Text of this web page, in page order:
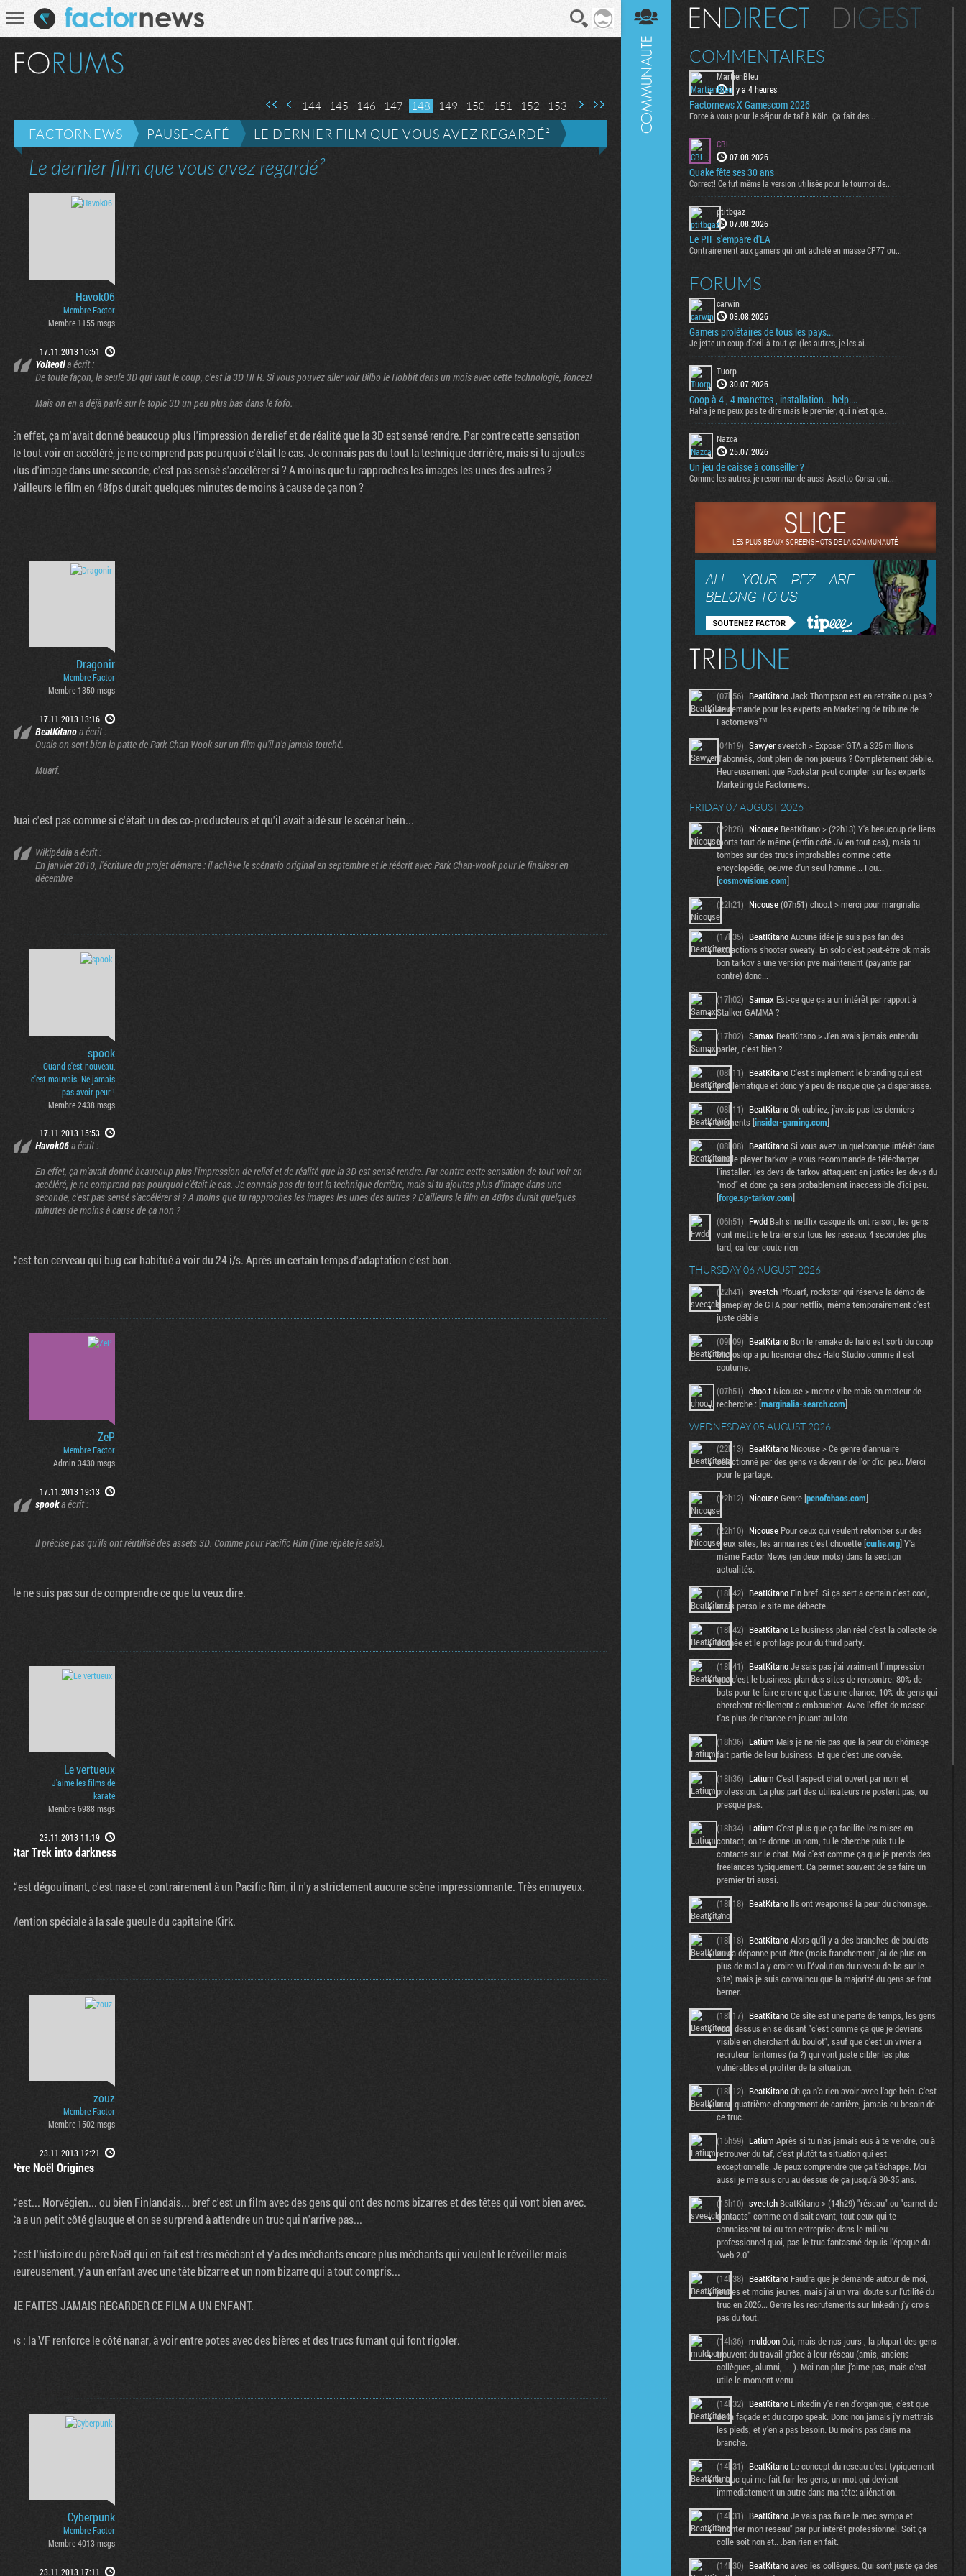
144 145 146 147 148 149 150 151 152 153
Page suivante
Dernière page
FACTORNEWS PAUSE-CAFÉ LE DERNIER FILM QUE VOUS AVEZ REGARDÉ²
Le dernier film que vous avez regardé²
Havok06
Membre Factor
Membre 1155 msgs
17.11.2013 10:51
Yolteotla écrit :
De toute façon, la seule 3D qui vaut le coup, c'est la 3D HFR. Si vous pouvez aller voir Bilbo le Hobbit dans un mois avec cette technologie, foncez!
Mais on en a déjà parlé sur le topic 3D un peu plus bas dans le fofo.
En effet, ça m'avait donné beaucoup plus l'impression de relief et de réalité que la 3D est sensé rendre. Par contre cette sensation
de tout voir en accéléré, je ne comprend pas pourquoi c'était le cas. Je connais pas du tout la technique derrière, mais si tu ajoutes
plus d'image dans une seconde, c'est pas sensé s'accélérer si ? A moins que tu rapproches les images les unes des autres ?
D'ailleurs le film en 48fps durait quelques minutes de moins à cause de ça non ?
Dragonir
Membre Factor
Membre 1350 msgs
17.11.2013 13:16
BeatKitanoa écrit :
Ouais on sent bien la patte de Park Chan Wook sur un film qu'il n'a jamais touché.
Muarf.
Ouai c'est pas comme si c'était un des co-producteurs et qu'il avait aidé sur le scénar hein...
Wikipédia a écrit :
En janvier 2010, l'écriture du projet démarre : il achève le scénario original en septembre et le réécrit avec Park Chan-wook pour le finaliser en
décembre
spook
Quand c'est nouveau,
c'est mauvais. Ne jamais
pas avoir peur !
Membre 2438 msgs
17.11.2013 15:53
Havok06a écrit :
En effet, ça m'avait donné beaucoup plus l'impression de relief et de réalité que la 3D est sensé rendre. Par contre cette sensation de tout voir en
accéléré, je ne comprend pas pourquoi c'était le cas. Je connais pas du tout la technique derrière, mais si tu ajoutes plus d'image dans une
seconde, c'est pas sensé s'accélérer si ? A moins que tu rapproches les images les unes des autres ? D'ailleurs le film en 48fps durait quelques
minutes de moins à cause de ça non ?
C'est ton cerveau qui bug car habitué à voir du 24 i/s. Après un certain temps d'adaptation c'est bon.
ZeP
Membre Factor
Admin 3430 msgs
17.11.2013 19:13
spooka écrit :
Il précise pas qu'ils ont réutilisé des assets 3D. Comme pour Pacific Rim (j'me répète je sais).
Je ne suis pas sur de comprendre ce que tu veux dire.
Le vertueux
J'aime les films de
karaté
Membre 6988 msgs
23.11.2013 11:19
Star Trek into darkness
C'est dégoulinant, c'est nase et contrairement à un Pacific Rim, il n'y a strictement aucune scène impressionnante. Très ennuyeux.
Mention spéciale à la sale gueule du capitaine Kirk.
zouz
Membre Factor
Membre 1502 msgs
23.11.2013 12:21
Père Noël Origines
C'est... Norvégien... ou bien Finlandais... bref c'est un film avec des gens qui ont des noms bizarres et des têtes qui vont bien avec.
Ca a un petit côté glauque et on se surprend à attendre un truc qui n'arrive pas...
C'est l'histoire du père Noêl qui en fait est très méchant et y'a des méchants encore plus méchants qui veulent le réveiller mais
heureusement, y'a un enfant avec une tête bizarre et un nom bizarre qui a tout compris...
NE FAITES JAMAIS REGARDER CE FILM A UN ENFANT.
ps : la VF renforce le côté nanar, à voir entre potes avec des bières et des trucs fumant qui font rigoler.
Cyberpunk
Membre Factor
Membre 4013 msgs
23.11.2013 17:11
Digest
COMMENTAIRES
MartienBleu
il y a 4 heures
Factornews X Gamescom 2026
Force à vous pour le séjour de taf à Köln. Ça fait des...
CBL
07.08.2026
Quake fête ses 30 ans
Correct! Ce fut même la version utilisée pour le tournoi de...
ptitbgaz
07.08.2026
Le PIF s'empare d'EA
Contrairement aux gamers qui ont acheté en masse CP77 ou...
FORUMS
carwin
03.08.2026
Gamers prolétaires de tous les pays...
Je jette un coup d'oeil à tout ça (les autres, je les ai...
Tuorp
30.07.2026
Coop à 4 , 4 manettes , installation... help....
Haha je ne peux pas te dire mais le premier, qui n'est que...
Nazca
25.07.2026
Un jeu de caisse à conseiller ?
Comme les autres, je recommande aussi Assetto Corsa qui...
SLICE
LES PLUS BEAUX SCREENSHOTS DE LA COMMUNAUTÉ
(07h56) BeatKitanoJack Thompson est en retraite ou pas ?
Je demande pour les experts en Marketing de tribune de
Factornews™
(04h19) Sawyersveetch > Exposer GTA à 325 millions
d'abonnés, dont plein de non joueurs ? Complètement débile.
Heureusement que Rockstar peut compter sur les experts
Marketing de Factornews.
FRIDAY 07 AUGUST 2026
(22h28) Nicouse BeatKitano > (22h13) Y'a beaucoup de liens
morts tout de même (enfin côté JV en tout cas), mais tu
tombes sur des trucs improbables comme cette
encyclopédie, oeuvre d'un seul homme... Fou...
[cosmovisions.com]
(22h21) Nicouse(07h51) choo.t > merci pour marginalia
(17h35) BeatKitanoAucune idée je suis pas fan des
extractions shooter sweaty. En solo c'est peut-être ok mais
bon tarkov a une version pve maintenant (payante par
contre) donc...
(17h02) Samax Est-ce que ça a un intérêt par rapport à
Stalker GAMMA ?
(17h02) Samax BeatKitano > J'en avais jamais entendu
parler, c'est bien ?
(08h11) BeatKitanoC'est simplement le branding qui est
problématique et donc y'a peu de risque que ça disparaisse.
(08h11) BeatKitanoOk oubliez, j'avais pas les derniers
éléments [insider-gaming.com]
(08h08) BeatKitanoSi vous avez un quelconque intérêt dans
single player tarkov je vous recommande de télécharger
l'installer. les devs de tarkov attaquent en justice les devs du
"mod" et donc ça sera probablement inaccessible d'ici peu.
[forge.sp-tarkov.com]
(06h51) Fwdd Bah si netflix casque ils ont raison, les gens
vont mettre le trailer sur tous les reseaux 4 secondes plus
tard, ca leur coute rien
THURSDAY 06 AUGUST 2026
(22h41) sveetch Pfouarf, rockstar qui réserve la démo de
gameplay de GTA pour netflix, même temporairement c'est
juste débile
(09h09) BeatKitano Bon le remake de halo est sorti du coup
Microslop a pu licencier chez Halo Studio comme il est
coutume.
(07h51) choo.t Nicouse > meme vibe mais en moteur de
recherche : [marginalia-search.com]
WEDNESDAY 05 AUGUST 2026
(22h13) BeatKitano Nicouse > Ce genre d'annuaire
sélectionné par des gens va devenir de l'or d'ici peu. Merci
pour le partage.
(22h12) NicouseGenre [penofchaos.com]
(22h10) Nicouse Pour ceux qui veulent retomber sur des
vieux sites, les annuaires c'est chouette [curlie.org] Y'a
même Factor News (en deux mots) dans la section
actualités.
(18h42) BeatKitano Fin bref. Si ça sert a certain c'est cool,
mais perso le site me débecte.
(18h42) BeatKitano Le business plan réel c'est la collecte de
donnée et le profilage pour du third party.
(18h41) BeatKitanoJe sais pas j'ai vraiment l'impression
que c'est le business plan des sites de rencontre: 80% de
bots pour te faire croire que t'as une chance, 10% de gens qui
cherchent réellement a embaucher. Avec l'effet de masse:
t'as plus de chance en jouant au loto
(18h36) Latium Mais je ne nie pas que la peur du chômage
fait partie de leur business. Et que c'est une corvée.
(18h36) Latium C'est l'aspect chat ouvert par nom et
profession. La plus part des utilisateurs ne postent pas, ou
presque pas.
(18h34) Latium C'est plus que ça facilite les mises en
contact, on te donne un nom, tu le cherche puis tu le
contacte sur le chat. Moi c'est comme ça que je prends des
freelances typiquement. Ca permet souvent de se faire un
premier tri aussi.
(18h18) BeatKitano Ils ont weaponisé la peur du chomage...
:/
(18h18) BeatKitanoAlors qu'il y a des branches de boulots
ou ça dépanne peut-être (mais franchement j'ai de plus en
plus de mal a y croire vu l'évolution du niveau de bs sur le
site) mais je suis convaincu que la majorité du gens se font
berner.
(18h17) BeatKitanoCe site est une perte de temps, les gens
vont dessus en se disant "c'est comme ça que je deviens
visible en cherchant du boulot", sauf que c'est un vivier a
recruteur fantomes (ia ?) qui vont juste cibler les plus
vulnérables et profiter de la situation.
(18h12) BeatKitanoOh ça n'a rien avoir avec l'age hein. C'est
mon quatrième changement de carrière, jamais eu besoin de
ce truc.
(15h59) Latium Après si tu n'as jamais eus à te vendre, ou à
retrouver du taf, c'est plutôt ta situation qui est
exceptionnelle. Je peux comprendre que ça t'échappe. Moi
aussi je me suis cru au dessus de ça jusqu'à 30-35 ans.
(15h10) sveetch BeatKitano > (14h29) "réseau" ou "carnet de
contacts" comme on disait avant, tout ceux qui te
connaissent toi ou ton entreprise dans le milieu
professionnel quoi, pas le truc fantasmé depuis l'époque du
"web 2.0"
(14h38) BeatKitano Faudra que je demande autour de moi,
jeunes et moins jeunes, mais j'ai un vrai doute sur l'utilité du
truc en 2026... Genre les recrutements sur linkedin j'y crois
pas du tout.
(14h36) muldoonOui, mais de nos jours , la plupart des gens
trouvent du travail grâce à leur réseau (amis, anciens
collègues, alumni, …). Moi non plus j’aime pas, mais c’est
utile le moment venu
(14h32) BeatKitano Linkedin y'a rien d'organique, c'est que
de la façade et du corpo speak. Donc non jamais j'y mettrais
les pieds, et y'en a pas besoin. Du moins pas dans ma
branche.
(14h31) BeatKitano Le concept du reseau c'est typiquement
le truc qui me fait fuir les gens, un mot qui devient
immediatement un autre dans ma tête: aliénation.
(14h31) BeatKitanoJe vais pas faire le mec sympa et
"monter mon reseau" par pur intérêt professionnel. Soit ça
colle soit non et.. .ben rien en fait.
(14h30) BeatKitanoavec les collègues. Qui sont juste ça des